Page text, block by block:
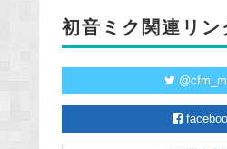
初音ミク関連リン